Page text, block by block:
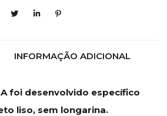
INFORMAÇÃO ADICIONAL
foi desenvolvido específico
liso, sem longarina.